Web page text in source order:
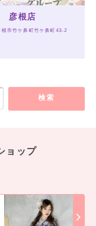
彦根店
根市竹ケ鼻町竹ケ鼻町43-2
検索
ョップ